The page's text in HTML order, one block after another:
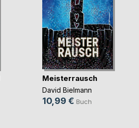
Meisterrausch
David Bielmann
10,99 € Buch